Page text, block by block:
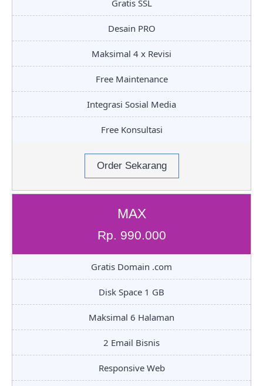
Gratis SSL
Desain PRO
Maksimal 4 x Revisi
Free Maintenance
Integrasi Sosial Media
Free Konsultasi
Order Sekarang
MAX
Rp. 990.000
Gratis Domain .com
Disk Space 1 GB
Maksimal 6 Halaman
2 Email Bisnis
Responsive Web